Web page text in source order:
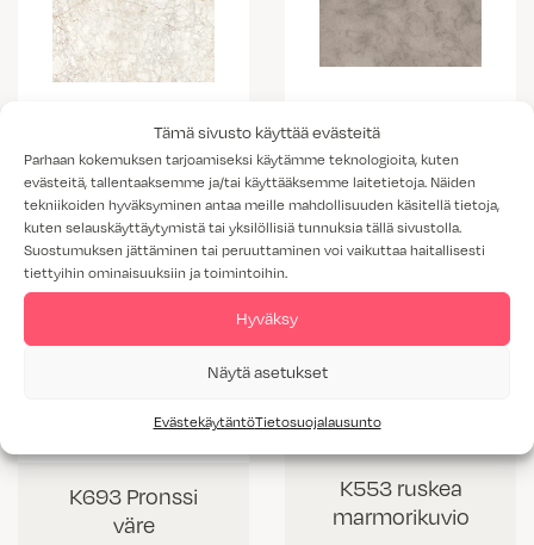
Tämä sivusto käyttää evästeitä
Parhaan kokemuksen tarjoamiseksi käytämme teknologioita, kuten
evästeitä, tallentaaksemme ja/tai käyttääksemme laitetietoja. Näiden
tekniikoiden hyväksyminen antaa meille mahdollisuuden käsitellä tietoja,
kuten selauskäyttäytymistä tai yksilöllisiä tunnuksia tällä sivustolla.
Suostumuksen jättäminen tai peruuttaminen voi vaikuttaa haitallisesti
tiettyihin ominaisuuksiin ja toimintoihin.
Hyväksy
Näytä asetukset
EvästekäytäntöTietosuojalausunto
K703 Portobello
marmorikuvio
K538 vaalea
kallio
K693 Pronssi
väre
K553 ruskea
marmorikuvio